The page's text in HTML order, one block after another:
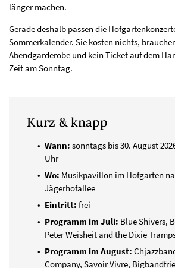
länger machen.
Gerade deshalb passen die
Sommerkalender. Sie kosten nichts,
Abendgarderobe und kein Ticket auf dem
Zeit am Sonntag.
Kurz & knapp
Wann: sonntags bis 30. August
Uhr
Wo: Musikpavillon im Hofgarten
Jägerhofallee
Eintritt: frei
Programm im Juli: Blue Shivers,
Peter Weisheit and the Dixie
Programm im August:
Company, Savoir Vivre,